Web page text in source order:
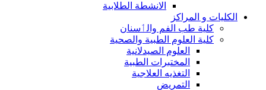
الانشطة الطلابية
الكليات و المراكز
كلية طب الفم والٲسنان
كلية العلوم الطبية والصحية
العلوم الصيدلانية
المختبرات الطبية
التغذيه العلاجية
التمريض